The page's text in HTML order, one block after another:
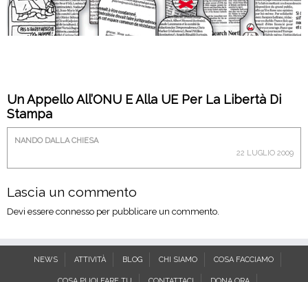
Un Appello All’ONU E Alla UE Per La Libertà Di
Stampa
NANDO DALLA CHIESA
22 LUGLIO 2009
Lascia un commento
Devi essere connesso per pubblicare un commento.
NEWS ATTIVITÀ BLOG CHI SIAMO COSA FACCIAMO